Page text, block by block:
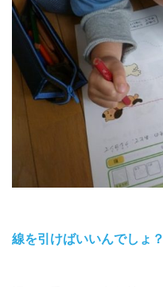
線を引けばいいんでしょ？